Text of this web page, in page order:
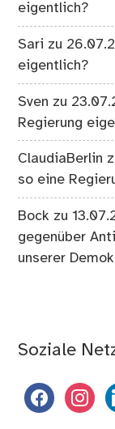
eigentlich?
Sari zu
eigentlich?
Sven zu
Regierung
ClaudiaBerlin
so eine
Bock zu
gegenüber
unserer
Soziale
facebook